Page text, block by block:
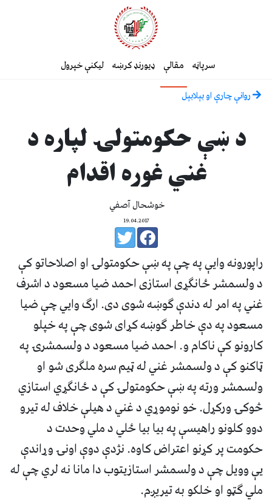
سرپاڼه مقالې ډیورنډ کرښه لیکنې خپرول
روانې چارې او بېلابېل
د ښې حکومتولۍ لپاره د
غني غوره اقدام
خوشحال آصفي
19.04.2017
راپورونه وايې په چې په ښې حکومتولۍ او اصلاحاتو کې
د ولسمشر ځانګړی استازی احمد ضیا مسعود د اشرف
غني په امر له دندې ګوښه شوی دی. ارګ وايي چې ضیا
مسعود په دې خاطر ګوښه کړای شوی چې په خپلو
کارونو کې ناکام و. احمد ضیا مسعود د ولسمشرۍ په
ټاکنو کې د ولسمشر غني له ټيم سره ملګری شو او
ولسمشر ورته په ښې حکومتولۍ کې د ځانګړي استازي
څوکۍ ورکړل. خو نوموړي د غني د هيلې خلاف له تیرو
دوو کلونو راهیسې په بیا بیا ځلي د ملي وحدت د
حکومت پر کړنو اعتراض کاوه. نژدې دوې اونۍ وړاندې
يې وویل چې د ولسمشر استازیتوب دا مانا نه لري چې له
ملي ګټو او خلکو به تیریږم.